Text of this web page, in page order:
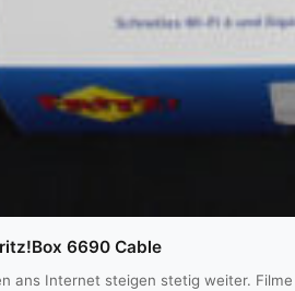
6690 Cable
ans Internet steigen stetig weiter.